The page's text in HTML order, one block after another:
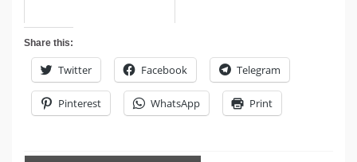
Share this:
Twitter Facebook Telegram
Pinterest WhatsApp Print